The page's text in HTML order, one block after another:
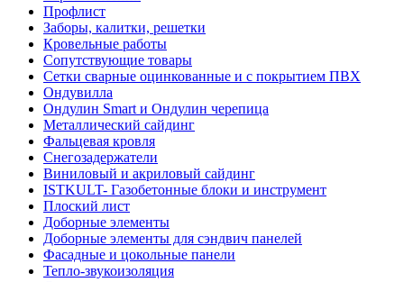
Профлист
Заборы, калитки, решетки
Кровельные работы
Сопутствующие товары
Сетки сварные оцинкованные и с покрытием ПВХ
Ондувилла
Ондулин Smart и Ондулин черепица
Металлический сайдинг
Фальцевая кровля
Снегозадержатели
Виниловый и акриловый сайдинг
ISTKULT- Газобетонные блоки и инструмент
Плоский лист
Доборные элементы
Доборные элементы для сэндвич панелей
Фасадные и цокольные панели
Тепло-звукоизоляция